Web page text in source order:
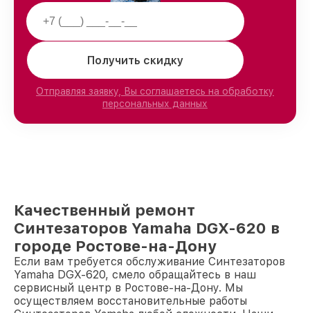
Получить скидку
Отправляя заявку, Вы соглашаетесь на обработку
персональных данных
Качественный ремонт
Синтезаторов Yamaha DGX-620 в
городе Ростове-на-Дону
Если вам требуется обслуживание Синтезаторов
Yamaha DGX-620, смело обращайтесь в наш
сервисный центр в Ростове-на-Дону. Мы
осуществляем восстановительные работы